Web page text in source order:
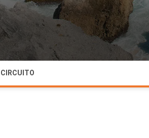
CIRCUITO